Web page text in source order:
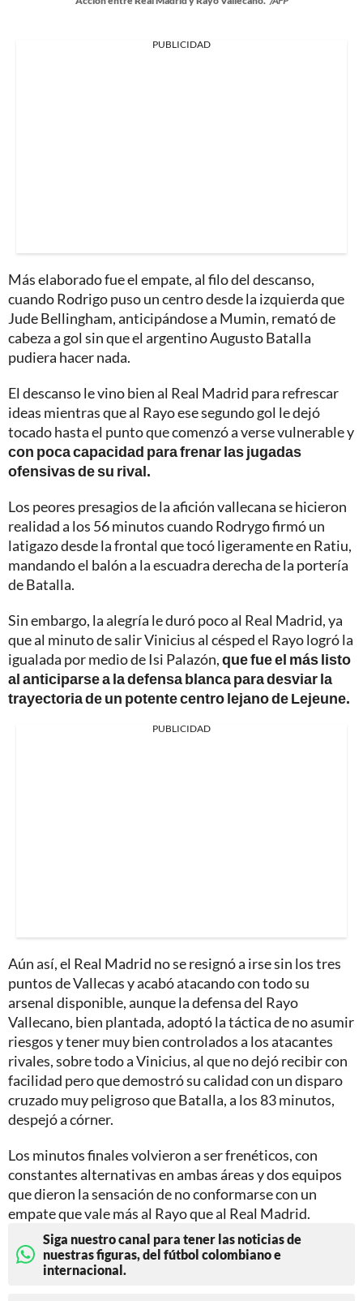
PUBLICIDAD
Más elaborado fue el empate, al filo del descanso,
cuando Rodrigo puso un centro desde la izquierda que
Jude Bellingham, anticipándose a Mumin, remató de
cabeza a gol sin que el argentino Augusto Batalla
pudiera hacer nada.
El descanso le vino bien al Real Madrid para refrescar
ideas mientras que al Rayo ese segundo gol le dejó
tocado hasta el punto que comenzó a verse vulnerable y
con poca capacidad para frenar las jugadas
ofensivas de su rival.
Los peores presagios de la afición vallecana se hicieron
realidad a los 56 minutos cuando Rodrygo firmó un
latigazo desde la frontal que tocó ligeramente en Ratiu,
mandando el balón a la escuadra derecha de la portería
de Batalla.
Sin embargo, la alegría le duró poco al Real Madrid, ya
que al minuto de salir Vinicius al césped el Rayo logró la
igualada por medio de Isi Palazón,que fue el más listo
al anticiparse a la defensa blanca para desviar la
trayectoria de un potente centro lejano de Lejeune.
PUBLICIDAD
Aún así, el Real Madrid no se resignó a irse sin los tres
puntos de Vallecas y acabó atacando con todo su
arsenal disponible, aunque la defensa del Rayo
Vallecano, bien plantada, adoptó la táctica de no asumir
riesgos y tener muy bien controlados a los atacantes
rivales, sobre todo a Vinicius, al que no dejó recibir con
facilidad pero que demostró su calidad con un disparo
cruzado muy peligroso que Batalla, a los 83 minutos,
despejó a córner.
Los minutos finales volvieron a ser frenéticos, con
constantes alternativas en ambas áreas y dos equipos
que dieron la sensación de no conformarse con un
empate que vale más al Rayo que al Real Madrid.
Siga nuestro canal para tener las noticias de
nuestras figuras, del fútbol colombiano e
internacional.